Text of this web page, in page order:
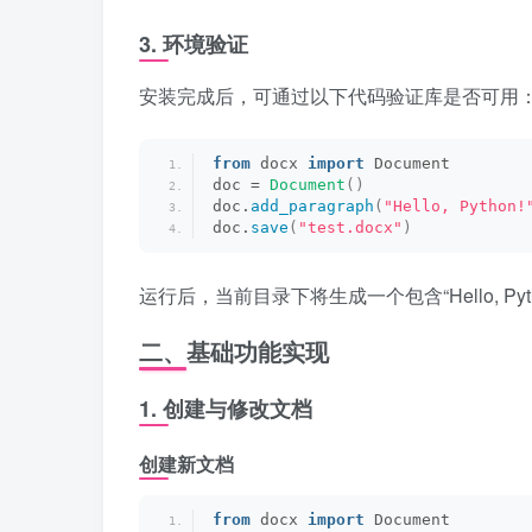
3. 环境验证
安装完成后，可通过以下代码验证库是否可用：
from docx import Document
doc = Document ()
doc. add_paragraph ( "Hello, Python!"
doc. save ( "test.docx" )
运行后，当前目录下将生成一个包含“Hello,
二、基础功能实现
1. 创建与修改文档
创建新文档
from docx import Document